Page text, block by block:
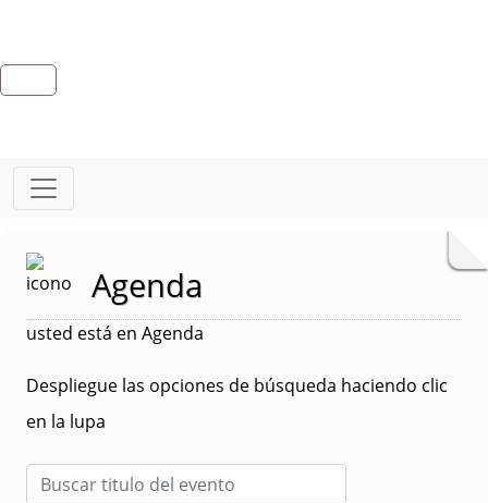
Agenda
usted está en Agenda
Despliegue las opciones de búsqueda haciendo clic
en la lupa